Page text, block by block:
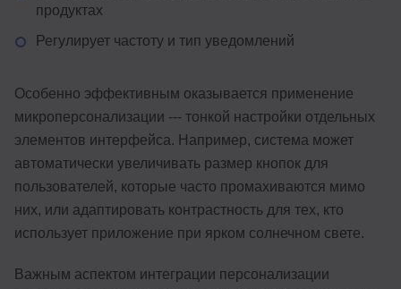
продуктах
Регулирует частоту и тип уведомлений
Особенно эффективным оказывается применение
микроперсонализации --- тонкой настройки отдельных
элементов интерфейса. Например, система может
автоматически увеличивать размер кнопок для
пользователей, которые часто промахиваются мимо
них, или адаптировать контрастность для тех, кто
использует приложение при ярком солнечном свете.
Важным аспектом интеграции персонализации